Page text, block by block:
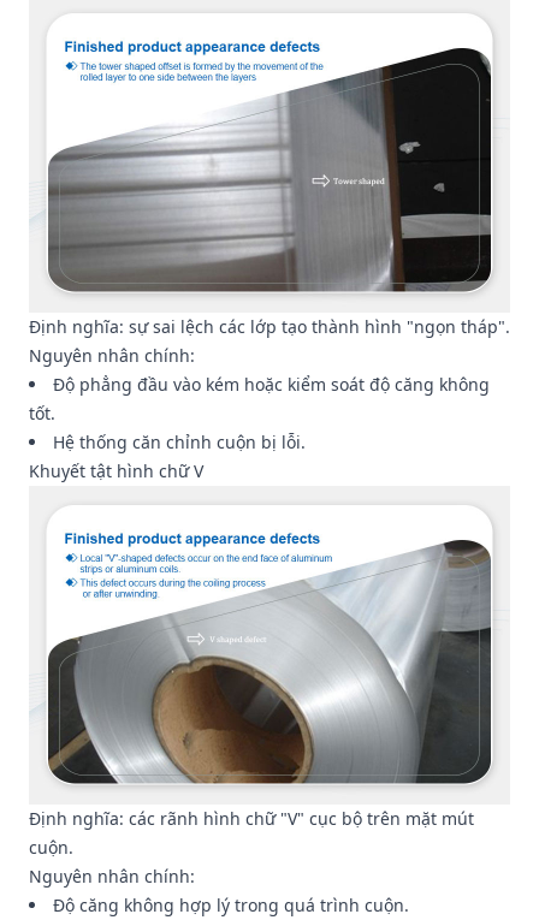
Định nghĩa: sự sai lệch các lớp tạo thành hình "ngọn tháp".
Nguyên nhân chính:
Độ phẳng đầu vào kém hoặc kiểm soát độ căng không
tốt.
Hệ thống căn chỉnh cuộn bị lỗi.
Khuyết tật hình chữ V
Định nghĩa: các rãnh hình chữ "V" cục bộ trên mặt mút
cuộn.
Nguyên nhân chính:
Độ căng không hợp lý trong quá trình cuộn.